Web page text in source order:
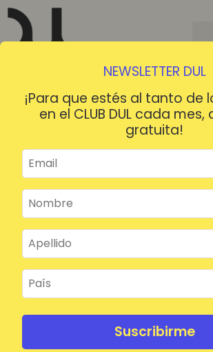
NEWSLETTER DUL
¡Para que estés al tanto de
en el CLUB DUL cada
gratuita!
Suscribirme
¡HOLA!
Mantenerme conectado